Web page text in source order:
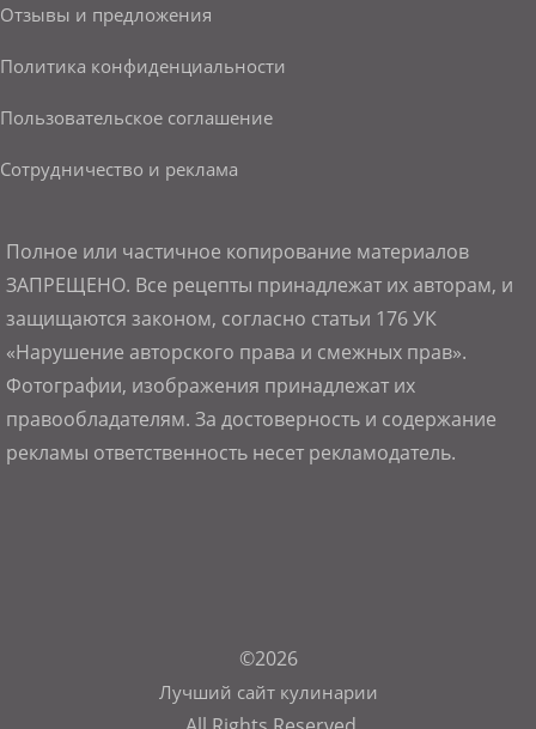
Отзывы и предложения
Политика конфиденциальности
Пользовательское соглашение
Сотрудничество и реклама
Полное или частичное копирование материалов
ЗАПРЕЩЕНО. Все рецепты принадлежат их авторам, и
защищаются законом, согласно статьи 176 УК
«Нарушение авторского права и смежных прав».
Фотографии, изображения принадлежат их
правообладателям. За достоверность и содержание
рекламы ответственность несет рекламодатель.
©2026
Лучший сайт кулинарии